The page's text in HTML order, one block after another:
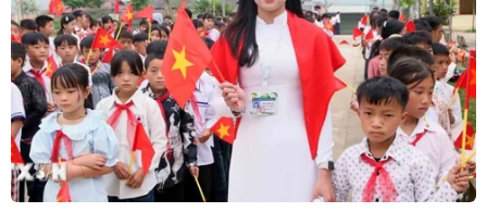
nhiều hộ dân
07/08/2026 13:17
Cắt giảm, đơn giản hóa thủ tục hành
chính dựa trên dữ liệu phải đảm bảo